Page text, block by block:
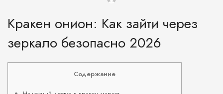
Кракен онион: Как зайти через
зеркало безопасно 2026
Содержание